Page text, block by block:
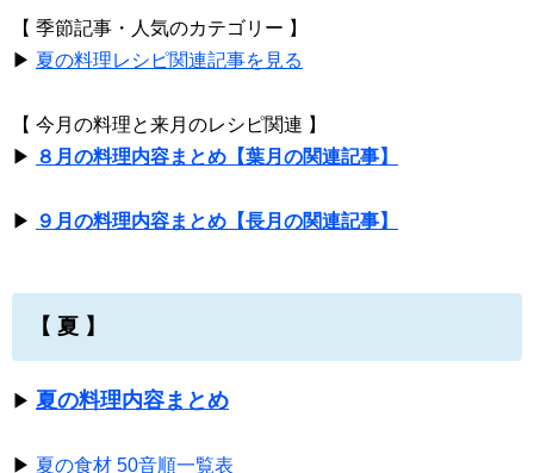
【 季節記事・人気のカテゴリー 】
▶ 夏の料理レシピ関連記事を見る
【 今月の料理と来月のレシピ関連 】
▶ ８月の料理内容まとめ【葉月の関連記事】
▶ ９月の料理内容まとめ【長月の関連記事】
【 夏 】
▶ 夏の料理内容まとめ
▶ 夏の食材 50音順一覧表